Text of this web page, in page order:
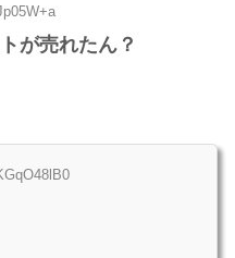
が売れたん？